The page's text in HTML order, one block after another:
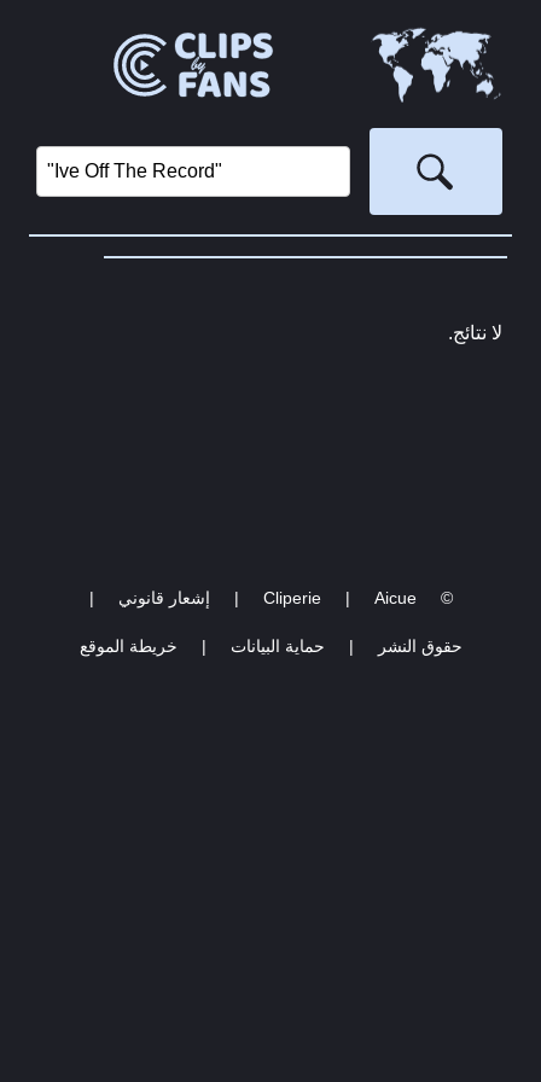
لا نتائج.
©
Aicue
| Cliperie | إشعار قانوني |
حقوق النشر | حماية البيانات | خريطة الموقع